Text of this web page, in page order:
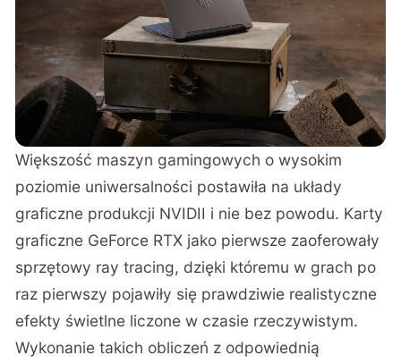
Większość maszyn gamingowych o wysokim
poziomie uniwersalności postawiła na układy
graficzne produkcji NVIDII i nie bez powodu. Karty
graficzne GeForce RTX jako pierwsze zaoferowały
sprzętowy ray tracing, dzięki któremu w grach po
raz pierwszy pojawiły się prawdziwie realistyczne
efekty świetlne liczone w czasie rzeczywistym.
Wykonanie takich obliczeń z odpowiednią